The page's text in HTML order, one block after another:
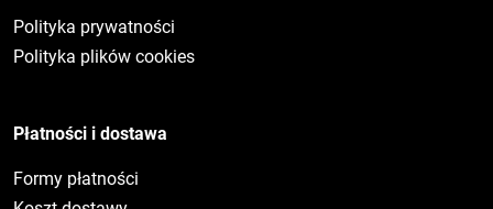
Polityka prywatności
Polityka plików cookies
Płatności i dostawa
Formy płatności